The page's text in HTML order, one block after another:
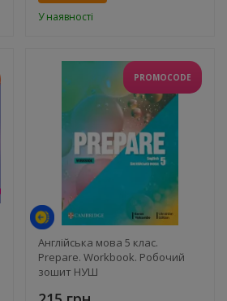
У наявності
PROMOCODE
Англійська мова 5 клас.
Prepare. Workbook. Робочий
зошит НУШ